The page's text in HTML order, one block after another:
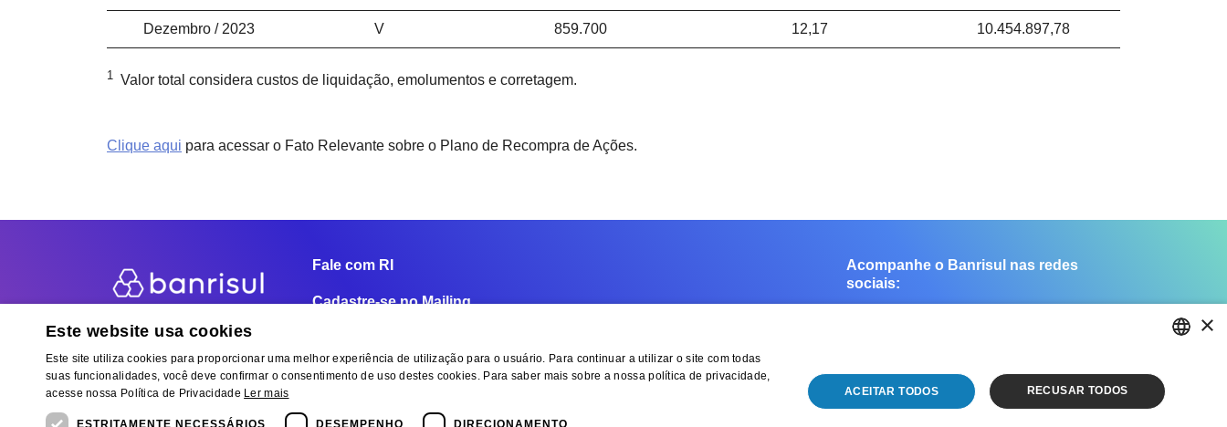
Dezembro / 2023 V 859.700 12,17 10.454.897,78
1 Valor total considera custos de liquidação, emolumentos e corretagem.
Clique aqui para acessar o Fato Relevante sobre o Plano de Recompra de Ações.
Fale com RI
Cadastre-se no Mailing
Acompanhe o Banrisul nas redes
sociais:
2021 © Banrisul S.A.
Banco do Estado do Rio Grande do Sul S.A. CNPJ. 92.702.067/0001-96
Rua Caldas Júnior, 108 – 7º andar – Centro – 90.018-900 – Porto Alegre/RS – Brasil
PORTUGUESE
ENGLISH
×
Este website usa cookies
Este site utiliza cookies para proporcionar uma melhor experiência de utilização para o usuário. Para continuar a utilizar o site com todas
suas funcionalidades, você deve confirmar o consentimento de uso destes cookies. Para saber mais sobre a nossa política de privacidade,
acesse nossa Política de Privacidade Ler mais
ESTRITAMENTE NECESSÁRIOS DESEMPENHO DIRECIONAMENTO
ACEITAR TODOS RECUSAR TODOS